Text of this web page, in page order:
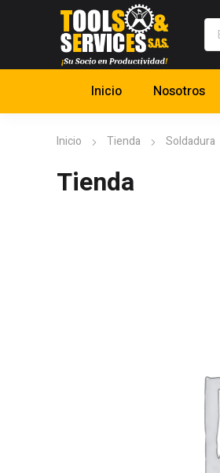
Inicio Nosotros
Inicio Tienda Soldadura
Tienda